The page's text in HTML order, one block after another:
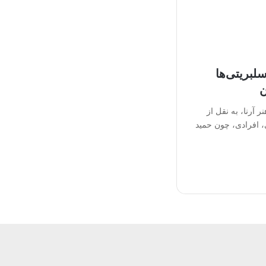
به نقل از
افرادی، چون حمید